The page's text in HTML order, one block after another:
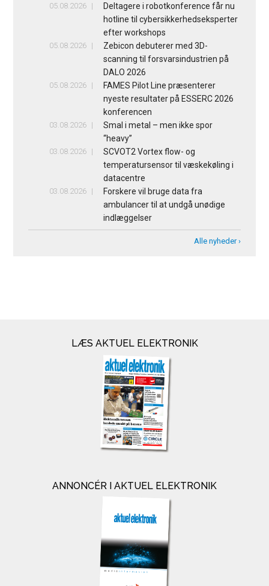
05.08.2026
Deltagere i robotkonference får nu
hotline til cybersikkerhedseksperter
efter workshops
05.08.2026
Zebicon debuterer med 3D-
scanning til forsvarsindustrien på
DALO 2026
05.08.2026
FAMES Pilot Line præsenterer
nyeste resultater på ESSERC 2026
konferencen
03.08.2026
Smal i metal – men ikke spor
“heavy”
03.08.2026
SCVOT2 Vortex flow- og
temperatursensor til væskekøling i
datacentre
03.08.2026
Forskere vil bruge data fra
ambulancer til at undgå unødige
indlæggelser
Alle nyheder ›
LÆS AKTUEL ELEKTRONIK
ANNONCÉR I AKTUEL ELEKTRONIK